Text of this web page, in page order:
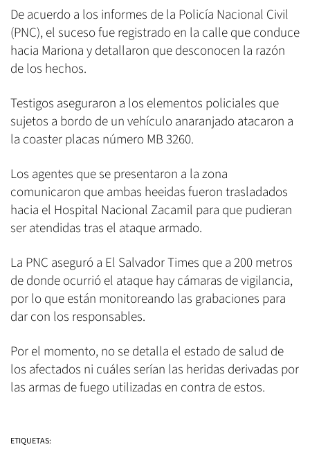
De acuerdo a los informes de la Policía Nacional Civil
(PNC), el suceso fue registrado en la calle que conduce
hacia Mariona y detallaron que desconocen la razón
de los hechos.
Testigos aseguraron a los elementos policiales que
sujetos a bordo de un vehículo anaranjado atacaron a
la coaster placas número MB 3260.
Los agentes que se presentaron a la zona
comunicaron que ambas heeidas fueron trasladados
hacia el Hospital Nacional Zacamil para que pudieran
ser atendidas tras el ataque armado.
La PNC aseguró a El Salvador Times que a 200 metros
de donde ocurrió el ataque hay cámaras de vigilancia,
por lo que están monitoreando las grabaciones para
dar con los responsables.
Por el momento, no se detalla el estado de salud de
los afectados ni cuáles serían las heridas derivadas por
las armas de fuego utilizadas en contra de estos.
ETIQUETAS: